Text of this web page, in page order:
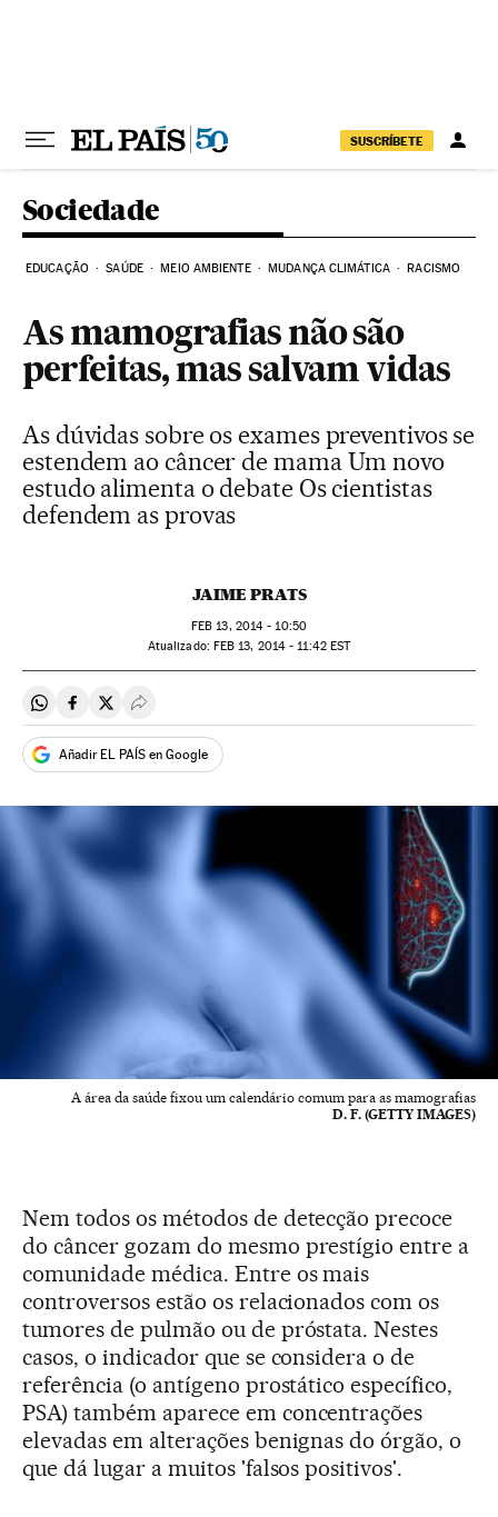
SUSCRÍBETE
Sociedade
EDUCAÇÃO SAÚDE MEIO AMBIENTE MUDANÇA CLIMÁTICA RACISMO
As mamografias não são
perfeitas, mas salvam vidas
As dúvidas sobre os exames preventivos se
estendem ao câncer de mama Um novo
estudo alimenta o debate Os cientistas
defendem as provas
JAIME PRATS
FEB 13, 2014 - 10:50
atualizado: FEB 13, 2014 - 11:42EST
Compartir en Whatsapp
Compartir en Facebook
Compartir en Twitter
Desplegar Redes Sociales
Añadir EL PAÍS en Google
A área da saúde fixou um calendário comum para as mamografias
D. F. (GETTY IMAGES)
Nem todos os métodos de detecção precoce
do câncer gozam do mesmo prestígio entre a
comunidade médica. Entre os mais
controversos estão os relacionados com os
tumores de pulmão ou de próstata. Nestes
casos, o indicador que se considera o de
referência (o antígeno prostático específico,
PSA) também aparece em concentrações
elevadas em alterações benignas do órgão, o
que dá lugar a muitos 'falsos positivos'.